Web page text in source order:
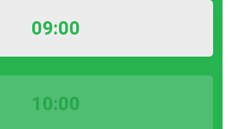
09:00
10:00